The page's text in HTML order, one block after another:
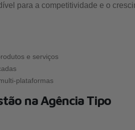
para a competitividade e o
e serviços
plataformas
na Agência Tipo